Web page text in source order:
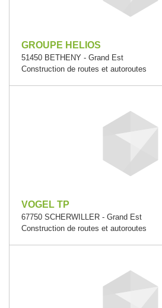
GROUPE HELIOS
51450 BETHENY - Grand Est
Construction de routes et autoroutes
VOGEL TP
67750 SCHERWILLER - Grand Est
Construction de routes et autoroutes